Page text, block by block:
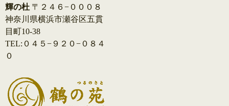
輝の杜 〒２４６−０００８
神奈川県横浜市瀬谷区五貫
目町10-38
TEL:０４５−９２０−０８４
０